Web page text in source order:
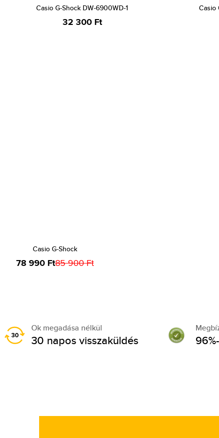
Casio G-Shock DW-6900WD-1
32 300 Ft
Casio
Casio G-Shock
78 990 Ft85 900 Ft
Ok megadása nélkül
30 napos visszaküldés